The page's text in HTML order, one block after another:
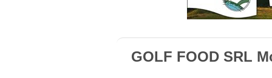
GOLF FOOD SRL